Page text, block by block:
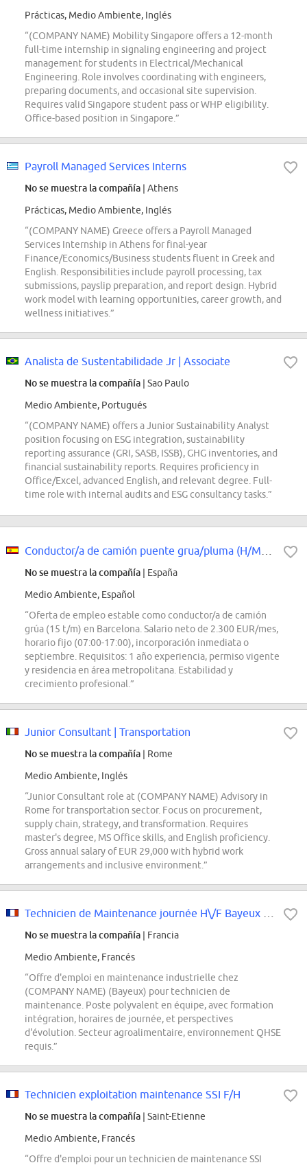
Prácticas, Medio Ambiente, Inglés
“(COMPANY NAME) Mobility Singapore offers a 12-month
full-time internship in signaling engineering and project
management for students in Electrical/Mechanical
Engineering. Role involves coordinating with engineers,
preparing documents, and occasional site supervision.
Requires valid Singapore student pass or WHP eligibility.
Office-based position in Singapore.”
Payroll Managed Services Interns
No se muestra la compañía | Athens
Prácticas, Medio Ambiente, Inglés
“(COMPANY NAME) Greece offers a Payroll Managed
Services Internship in Athens for final-year
Finance/Economics/Business students fluent in Greek and
English. Responsibilities include payroll processing, tax
submissions, payslip preparation, and report design. Hybrid
work model with learning opportunities, career growth, and
wellness initiatives.”
Analista de Sustentabilidade Jr | Associate
No se muestra la compañía | Sao Paulo
Medio Ambiente, Portugués
“(COMPANY NAME) offers a Junior Sustainability Analyst
position focusing on ESG integration, sustainability
reporting assurance (GRI, SASB, ISSB), GHG inventories, and
financial sustainability reports. Requires proficiency in
Office/Excel, advanced English, and relevant degree. Full-
time role with internal audits and ESG consultancy tasks.”
No se muestra la compañía | España
Medio Ambiente, Español
“Oferta de empleo estable como conductor/a de camión
grúa (15 t/m) en Barcelona. Salario neto de 2.300 EUR/mes,
horario fijo (07:00-17:00), incorporación inmediata o
septiembre. Requisitos: 1 año experiencia, permiso vigente
y residencia en área metropolitana. Estabilidad y
crecimiento profesional.”
Junior Consultant | Transportation
No se muestra la compañía | Rome
Medio Ambiente, Inglés
“Junior Consultant role at (COMPANY NAME) Advisory in
Rome for transportation sector. Focus on procurement,
supply chain, strategy, and transformation. Requires
master's degree, MS Office skills, and English proficiency.
Gross annual salary of EUR 29,000 with hybrid work
arrangements and inclusive environment.”
No se muestra la compañía | Francia
Medio Ambiente, Francés
“Offre d'emploi en maintenance industrielle chez
(COMPANY NAME) (Bayeux) pour technicien de
maintenance. Poste polyvalent en équipe, avec formation
intégration, horaires de journée, et perspectives
d'évolution. Secteur agroalimentaire, environnement QHSE
requis.”
Technicien exploitation maintenance SSI F/H
No se muestra la compañía | Saint-Etienne
Medio Ambiente, Francés
“Offre d'emploi pour un technicien de maintenance SSI